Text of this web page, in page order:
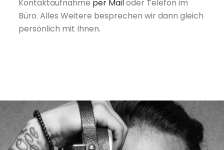
Kontaktaufnahme per Mailoder Telefon im
Büro. Alles Weitere besprechen wir dann gleich
persönlich mit Ihnen.